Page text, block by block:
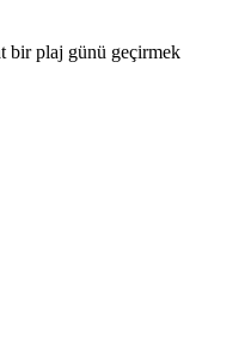
bir plaj günü geçirmek